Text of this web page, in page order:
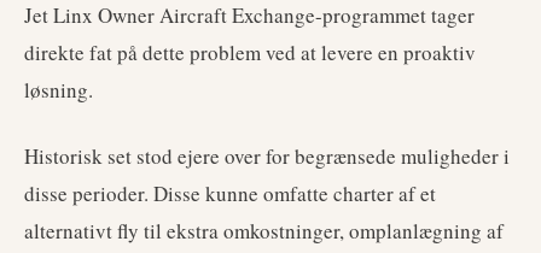
Jet Linx Owner Aircraft Exchange-programmet tager
direkte fat på dette problem ved at levere en proaktiv
løsning.
Historisk set stod ejere over for begrænsede muligheder i
disse perioder. Disse kunne omfatte charter af et
alternativt fly til ekstra omkostninger, omplanlægning af